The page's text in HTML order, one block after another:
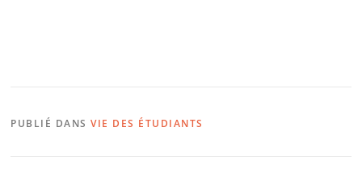
PUBLIÉ DANSVIE DES ÉTUDIANTS